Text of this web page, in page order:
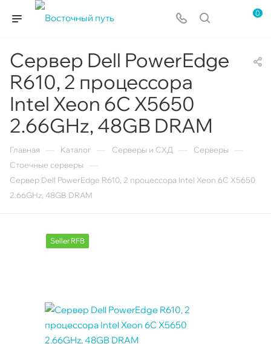
0
Сервер Dell PowerEdge
R610, 2 процессора
Intel Xeon 6C X5650
2.66GHz, 48GB DRAM
Главная Каталог Серверы и СХД Серверы
Стоечные серверы
Сервер Dell PowerEdge R610, 2 процессора Intel Xeon 6C X5650
2.66GHz, 48GB DRAM
Seller RFB